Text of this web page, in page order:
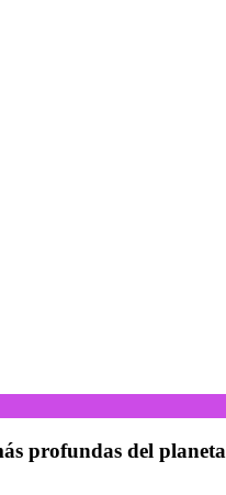
profundas del planeta